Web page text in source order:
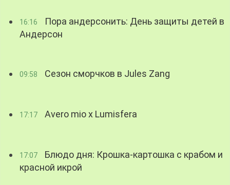
16:16
Пора андерсонить: День защиты детей в
Андерсон
09:58 Сезон сморчков в Jules Zang
17:17 Avero mio x Lumisfera
17:07
Блюдо дня: Крошка-картошка с крабом и
красной икрой